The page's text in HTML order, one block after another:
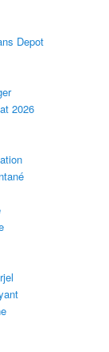
Depot
2026